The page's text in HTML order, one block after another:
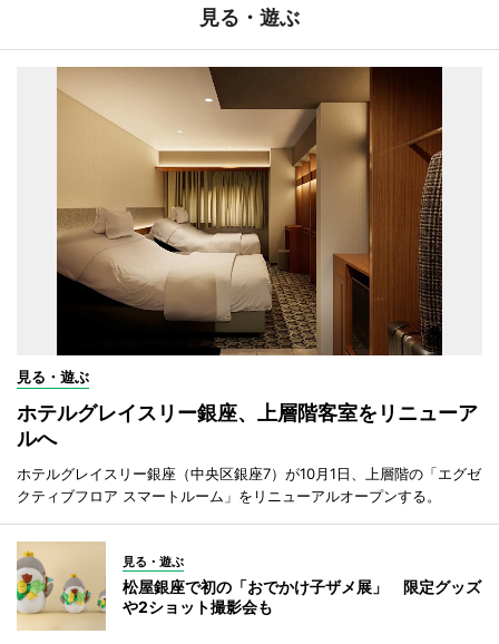
見る・遊ぶ
見る・遊ぶ
ホテルグレイスリー銀座、上層階客室をリニューア
ルへ
ホテルグレイスリー銀座（中央区銀座7）が10月1日、上層階の「エグゼ
クティブフロア スマートルーム」をリニューアルオープンする。
見る・遊ぶ
松屋銀座で初の「おでかけ子ザメ展」 限定グッズ
や2ショット撮影会も